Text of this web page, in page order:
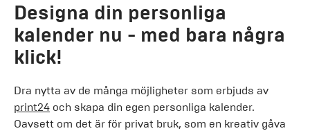
Designa din personliga
kalender nu - med bara några
klick!
Dra nytta av de många möjligheter som erbjuds av
print24 och skapa din egen personliga kalender.
Oavsett om det är för privat bruk, som en kreativ gåva